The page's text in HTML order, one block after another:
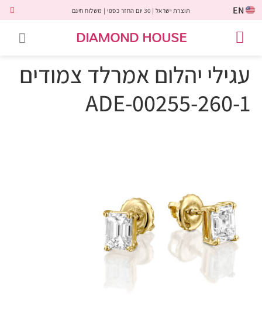
EN תוצרת ישראל | 30 יום החזר כספי | משלוח חינם
DIAMOND HOUSE
עגילי יהלום אמרלד צמודים
ADE-00255-260-1